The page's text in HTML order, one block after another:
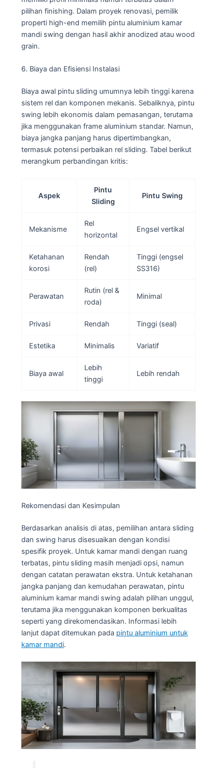
pilihan finishing. Dalam proyek renovasi, pemilik
properti high-end memilih pintu aluminium kamar
mandi swing dengan hasil akhir anodized atau wood
grain.
6. Biaya dan Efisiensi Instalasi
Biaya awal pintu sliding umumnya lebih tinggi karena
sistem rel dan komponen mekanis. Sebaliknya, pintu
swing lebih ekonomis dalam pemasangan, terutama
jika menggunakan frame aluminium standar. Namun,
biaya jangka panjang harus dipertimbangkan,
termasuk potensi perbaikan rel sliding. Tabel berikut
merangkum perbandingan kritis:
Aspek
Pintu
Sliding
Pintu Swing
Mekanisme
Rel
horizontal
Engsel vertikal
Ketahanan
korosi
Rendah
(rel)
Tinggi (engsel
SS316)
Perawatan
Rutin (rel &
roda)
Minimal
Privasi Rendah Tinggi (seal)
Estetika Minimalis Variatif
Biaya awal
Lebih
tinggi
Lebih rendah
Rekomendasi dan Kesimpulan
Berdasarkan analisis di atas, pemilihan antara sliding
dan swing harus disesuaikan dengan kondisi
spesifik proyek. Untuk kamar mandi dengan ruang
terbatas, pintu sliding masih menjadi opsi, namun
dengan catatan perawatan ekstra. Untuk ketahanan
jangka panjang dan kemudahan perawatan, pintu
aluminium kamar mandi swing adalah pilihan unggul,
terutama jika menggunakan komponen berkualitas
seperti yang direkomendasikan. Informasi lebih
lanjut dapat ditemukan pada pintu aluminium untuk
kamar mandi.